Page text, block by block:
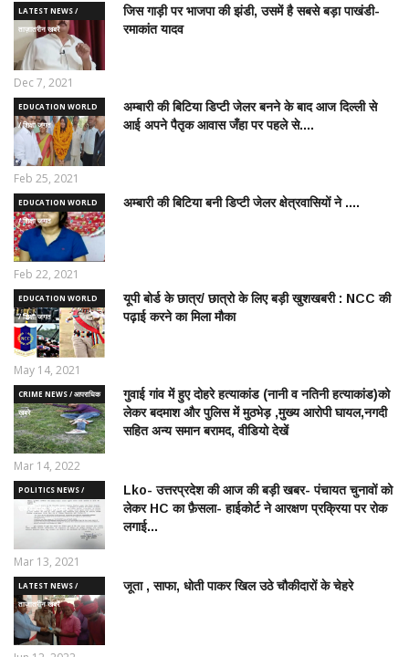
LATEST NEWS /
ताज़ातरीन खबरें
जिस गाड़ी पर भाजपा की झंडी, उसमें है सबसे बड़ा पाखंडी-
रमाकांत यादव
Dec 7, 2021
EDUCATION WORLD
/ शिक्षा जगत
अम्बारी की बिटिया डिप्टी जेलर बनने के बाद आज दिल्ली से
आई अपने पैतृक आवास जँहा पर पहले से....
Feb 25, 2021
EDUCATION WORLD
/ शिक्षा जगत
अम्बारी की बिटिया बनी डिप्टी जेलर क्षेत्रवासियों ने ....
Feb 22, 2021
EDUCATION WORLD
/ शिक्षा जगत
यूपी बोर्ड के छात्र/ छात्रो के लिए बड़ी खुशखबरी : NCC की
पढ़ाई करने का मिला मौका
May 14, 2021
CRIME NEWS / आपराधिक
ख़बरे
गुवाई गांव में हुए दोहरे हत्याकांड (नानी व नतिनी हत्याकांड)को
लेकर बदमाश और पुलिस में मुठभेड़ ,मुख्य आरोपी घायल,नगदी
सहित अन्य समान बरामद, वीडियो देखें
Mar 14, 2022
POLITICS NEWS /
राजनीतिक समाचार
Lko- उत्तरप्रदेश की आज की बड़ी खबर- पंचायत चुनावों को
लेकर HC का फ़ैसला- हाईकोर्ट ने आरक्षण प्रक्रिया पर रोक
लगाई...
Mar 13, 2021
LATEST NEWS /
ताज़ातरीन खबरें
जूता , साफा, धोती पाकर खिल उठे चौकीदारों के चेहरे